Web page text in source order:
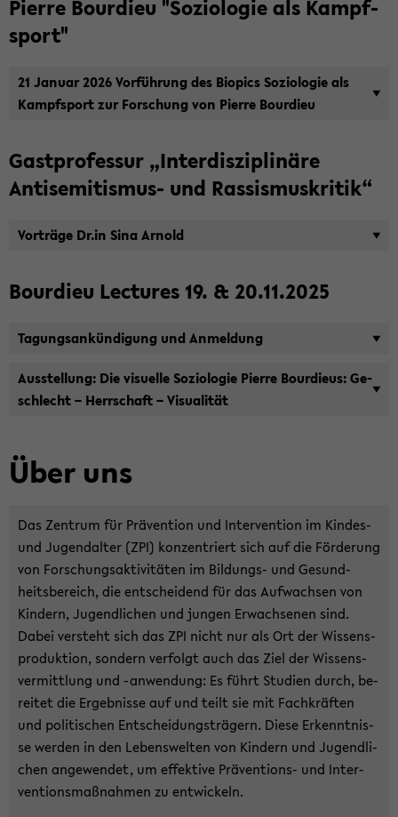
Pierre Bour­dieu "So­zio­lo­gie als Kampf­
sport"
21 Ja­nu­ar 2026 Vor­füh­rung des Bio­pics So­zio­lo­gie als
Kampf­sport zur For­schung von Pierre Bour­dieu
Gast­pro­fes­sur „In­ter­dis­zi­pli­nä­re
Antisemitismus-​ und Ras­sis­mus­kri­tik“
Vor­trä­ge Dr.in Sina Ar­nold
Bour­dieu Lec­tu­res 19. & 20.11.2025
Ta­gungs­an­kün­di­gung und An­mel­dung
Aus­stel­lung: Die vi­su­el­le So­zio­lo­gie Pierre Bour­dieus: Ge­
schlecht – Herr­schaft – Vi­sua­li­tät
Über uns
Das Zen­trum für Prä­ven­ti­on und In­ter­ven­ti­on im Kindes-​
und Ju­gend­al­ter (ZPI) kon­zen­triert sich auf die För­de­rung
von For­schungs­ak­ti­vi­tä­ten im Bildungs-​ und Ge­sund­
heits­be­reich, die ent­schei­dend für das Auf­wach­sen von
Kin­dern, Ju­gend­li­chen und jun­gen Er­wach­se­nen sind.
Dabei ver­steht sich das ZPI nicht nur als Ort der Wis­sens­
pro­duk­ti­on, son­dern ver­folgt auch das Ziel der Wis­sens­
ver­mitt­lung und -​anwendung: Es führt Stu­di­en durch, be­
rei­tet die Er­geb­nis­se auf und teilt sie mit Fach­kräf­ten
und po­li­ti­schen Ent­schei­dungs­trä­gern. Diese Er­kennt­nis­
se wer­den in den Le­bens­wel­ten von Kin­dern und Ju­gend­li­
chen an­ge­wen­det, um ef­fek­ti­ve Präventions-​ und In­ter­
ven­ti­ons­maß­nah­men zu ent­wi­ckeln.